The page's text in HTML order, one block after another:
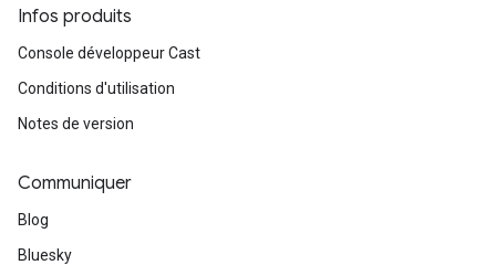
Infos produits
Console développeur Cast
Conditions d'utilisation
Notes de version
Communiquer
Blog
Bluesky